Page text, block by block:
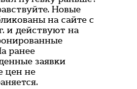
Новые
на сайте с
и действуют на
ранее
заявки
цен не